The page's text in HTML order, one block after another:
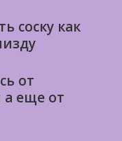
соску как
от
а еще от